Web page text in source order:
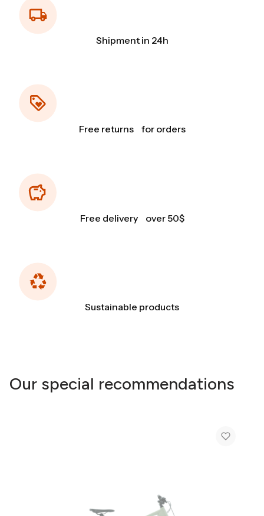
Shipment in 24h
Free returns for orders
Free delivery over 50$
Sustainable products
Our special recommendations